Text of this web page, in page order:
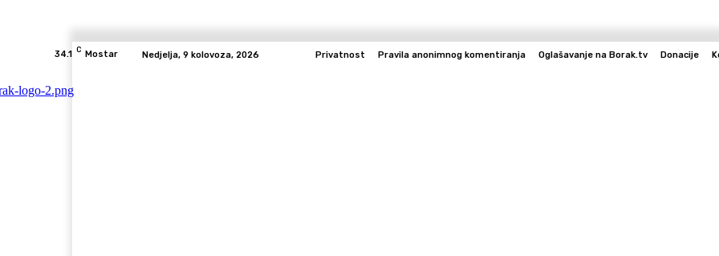
34.1 C Mostar Nedjelja, 9 kolovoza, 2026 Privatnost Pravila anonimnog komentiranja Oglašavanje na Borak.tv Donacije